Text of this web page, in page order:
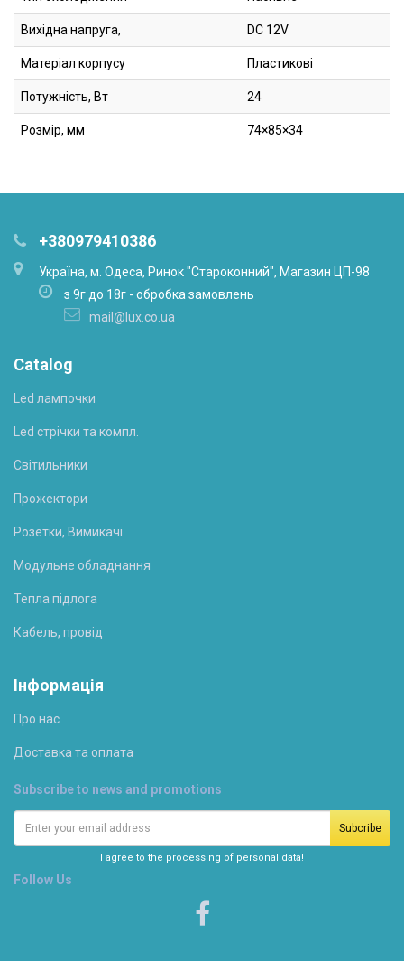
Вихідна напруга, DC 12V
Матеріал корпусу Пластикові
Потужність, Вт 24
Розмір, мм 74×85×34
+380979410386
Українa, м. Одеса, Ринок "Староконний", Магазин ЦП-98
з 9г до 18г - обробка замовлень
mail@lux.co.ua
Catalog
Led лампочки
Led стрічки та компл.
Світильники
Прожектори
Розетки, Вимикачі
Модульне обладнання
Тепла підлога
Кабель, провід
Інформація
Про нас
Доставка та оплата
Subscribe to news and promotions
I agree to the processing of personal data!
Follow Us